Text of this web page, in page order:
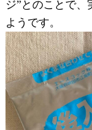
ジ”とのことで
ようです。